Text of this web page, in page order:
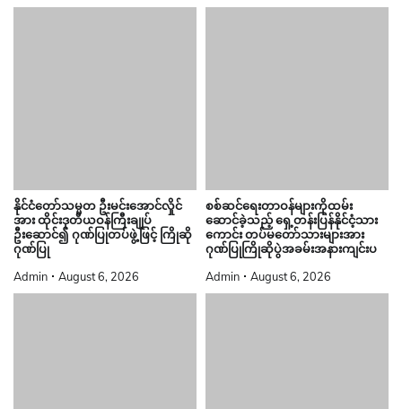
နိုင်ငံတော်သမ္မတ ဦးမင်းအောင်လှိုင်
အား ထိုင်းဒုတိယဝန်ကြီးချုပ်
ဦးဆောင်၍ ဂုဏ်ပြုတပ်ဖွဲ့ဖြင့် ကြိုဆို
ဂုဏ်ပြု
Admin August 6, 2026
စစ်ဆင်ရေးတာဝန်များကိုထမ်း
ဆောင်ခဲ့သည့် ရှေ့တန်းပြန်နိုင်ငံ့သား
ကောင်း တပ်မတော်သားများအား
ဂုဏ်ပြုကြိုဆိုပွဲအခမ်းအနားကျင်းပ
Admin August 6, 2026